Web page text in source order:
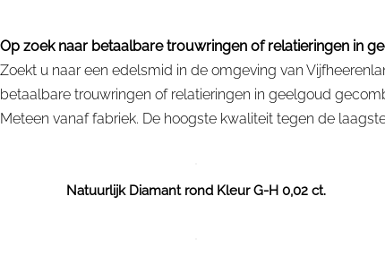
Op zoek naar betaalbare trouwringen of relatieringen in
Zoekt u naar een edelsmid in de omgeving van
betaalbare trouwringen of relatieringen in geelgoud
Meteen vanaf fabriek. De hoogste kwaliteit tegen de
Natuurlijk Diamant rond Kleur G-H 0,02 ct.